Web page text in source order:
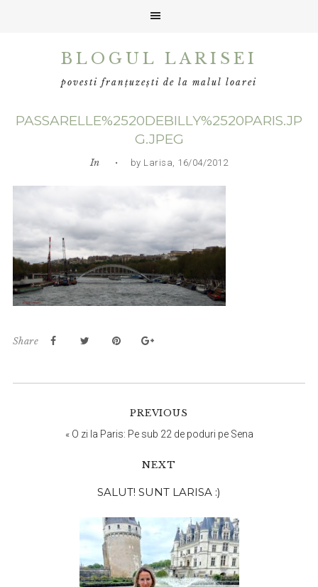
BLOGUL LARISEI
povesti franțuzești de la malul loarei
PASSARELLE%2520DEBILLY%2520PARIS.JP
G.JPEG
In • by Larisa, 16/04/2012
Share
PREVIOUS
« O zi la Paris: Pe sub 22 de poduri pe Sena
NEXT
principală
SALUT! SUNT LARISA :)